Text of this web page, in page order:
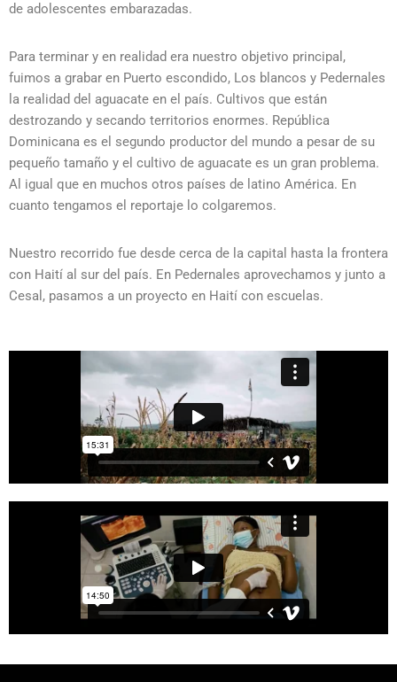
de adolescentes embarazadas.
Para terminar y en realidad era nuestro objetivo principal,
fuimos a grabar en Puerto escondido, Los blancos y Pedernales
la realidad del aguacate en el país. Cultivos que están
destrozando y secando territorios enormes. República
Dominicana es el segundo productor del mundo a pesar de su
pequeño tamaño y el cultivo de aguacate es un gran problema.
Al igual que en muchos otros países de latino América. En
cuanto tengamos el reportaje lo colgaremos.
Nuestro recorrido fue desde cerca de la capital hasta la frontera
con Haití al sur del país. En Pedernales aprovechamos y junto a
Cesal, pasamos a un proyecto en Haití con escuelas.